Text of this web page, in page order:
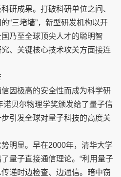
研成果。打破科研单位之间、
“三堵墙”，新型研发机构以开
乃至全球顶尖人才的聪明智
、关键核心技术攻关方面接连
因极高的安全性而成为科学研
诺贝尔物理学奖颁发给了量子信
引发全球对量子科技的高度关
明显。早在2000年，清华大学
量子直接通信理论。“利用量子
递时边检查、边通信。暗中窃